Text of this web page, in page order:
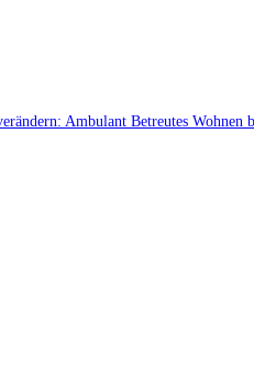
Ambulant Betreutes Wohnen